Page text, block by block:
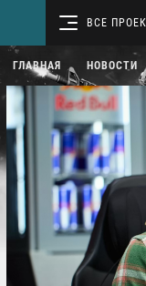
ВСЕ
ГЛАВНАЯ НОВОСТИ